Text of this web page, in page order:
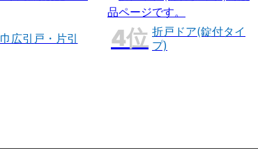
巾広引戸・片引
折戸ドア(錠付タイ
プ)